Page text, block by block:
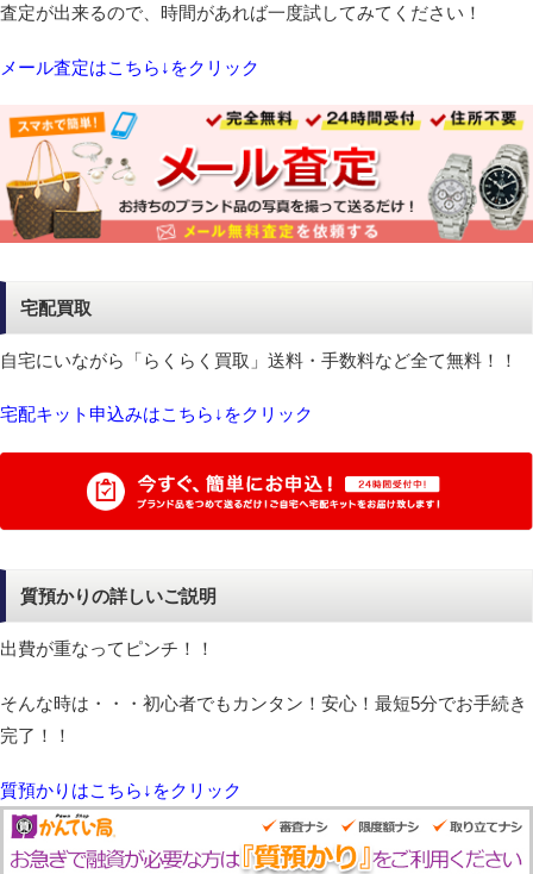
査定が出来るので、時間があれば一度試してみてください！
メール査定はこちら↓をクリック
宅配買取
自宅にいながら「らくらく買取」送料・手数料など全て無料！！
宅配キット申込みはこちら↓をクリック
質預かりの詳しいご説明
出費が重なってピンチ！！
そんな時は・・・初心者でもカンタン！安心！最短5分でお手続き
完了！！
質預かりはこちら↓をクリック